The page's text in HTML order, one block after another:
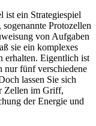
ein Strategiespiel
Protozellen
von Aufgaben
sie ein komplexes
erhalten. Eigentlich ist
nur fünf verschiedene
lassen Sie sich
Zellen im Griff,
der Energie und